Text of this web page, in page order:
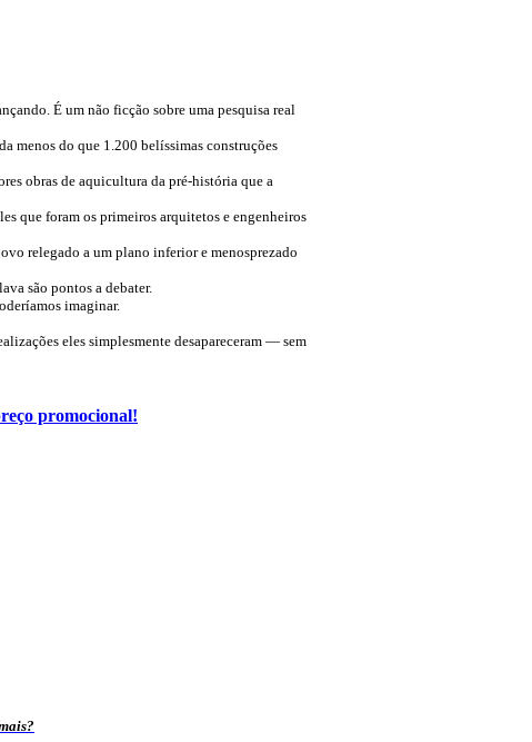
É um não ficção sobre uma pesquisa real
menos do que 1.200 belíssimas construções
obras de aquicultura da pré-história que a
que foram os primeiros arquitetos e engenheiros
relegado a um plano inferior e menosprezado
são pontos a debater.
imaginar.
eles simplesmente desapareceram — sem
promocional!